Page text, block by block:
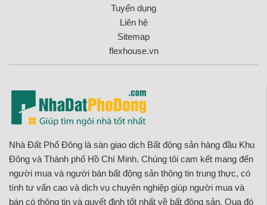
Tuyển dụng
Liên hệ
Sitemap
flexhouse.vn
Nhà Đất Phố Đông là sàn giao dịch Bất động sản hàng đầu Khu
Đông và Thành phố Hồ Chí Minh. Chúng tôi cam kết mang đến
người mua và người bán bất động sản thông tin trung thực, có
tính tư vấn cao và dịch vụ chuyên nghiệp giúp người mua và
bán có thông tin và quyết định tốt nhất về bất động sản. Qua đó